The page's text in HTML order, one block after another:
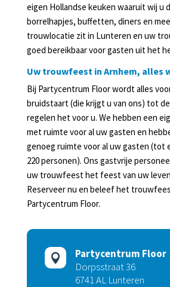
eigen Hollandse keuken waaruit wij u
borrelhapjes, buffetten, diners en
trouwlocatie zit in Lunteren en uw
goed bereikbaar voor gasten uit het
Uw trouwfeest in Arnhem, alles
Bij Partycentrum Floor wordt alles
bruidstaart (die krijgt u van ons) tot
regelen het voor u. We hebben een
met ruimte voor al uw gasten en
genoeg ruimte voor al uw gasten (tot
220 personen). Ons gastvrije
uw trouwfeest het feest van uw
Reserveer nu en beleef het
Partycentrum Floor.

Partycentrum Floor
Dorpsstraat 36
6741 AL Lunteren